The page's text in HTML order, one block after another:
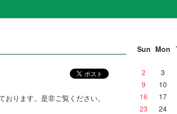
ります。是非ご覧ください。
Sun Mon
2
3
9
10
16
17
23
24